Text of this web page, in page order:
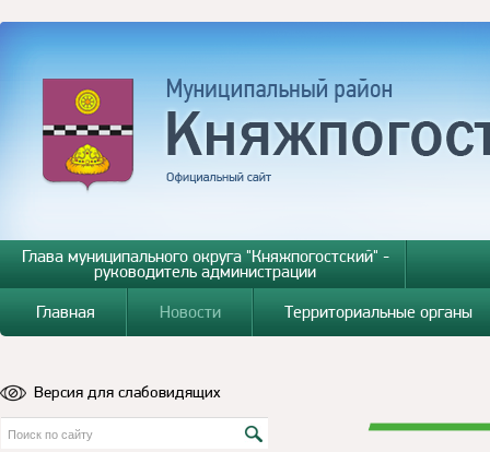
Глава муниципального округа "Княжпогостский" -
руководитель администрации
Главная
Новости Территориальные органы
Версия для слабовидящих